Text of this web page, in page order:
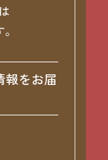
報をお届